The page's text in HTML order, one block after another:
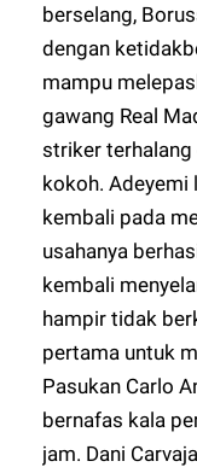
berselang,
dengan
mampu
gawang Real
striker terhalang
kokoh. Adeyemi
kembali pada
usahanya
kembali
hampir tidak
pertama untuk
Pasukan Carlo
bernafas kala
jam. Dani